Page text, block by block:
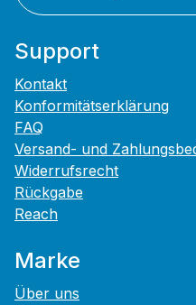
Support
Kontakt
Konformitätserklärung
FAQ
Versand- und
Widerrufsrecht
Rückgabe
Reach
Marke
Über uns